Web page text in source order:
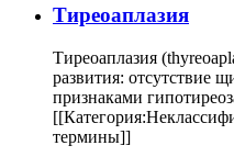
Тиреоаплазия
Тиреоаплазия
развития: отсутствие
признаками
термины]]